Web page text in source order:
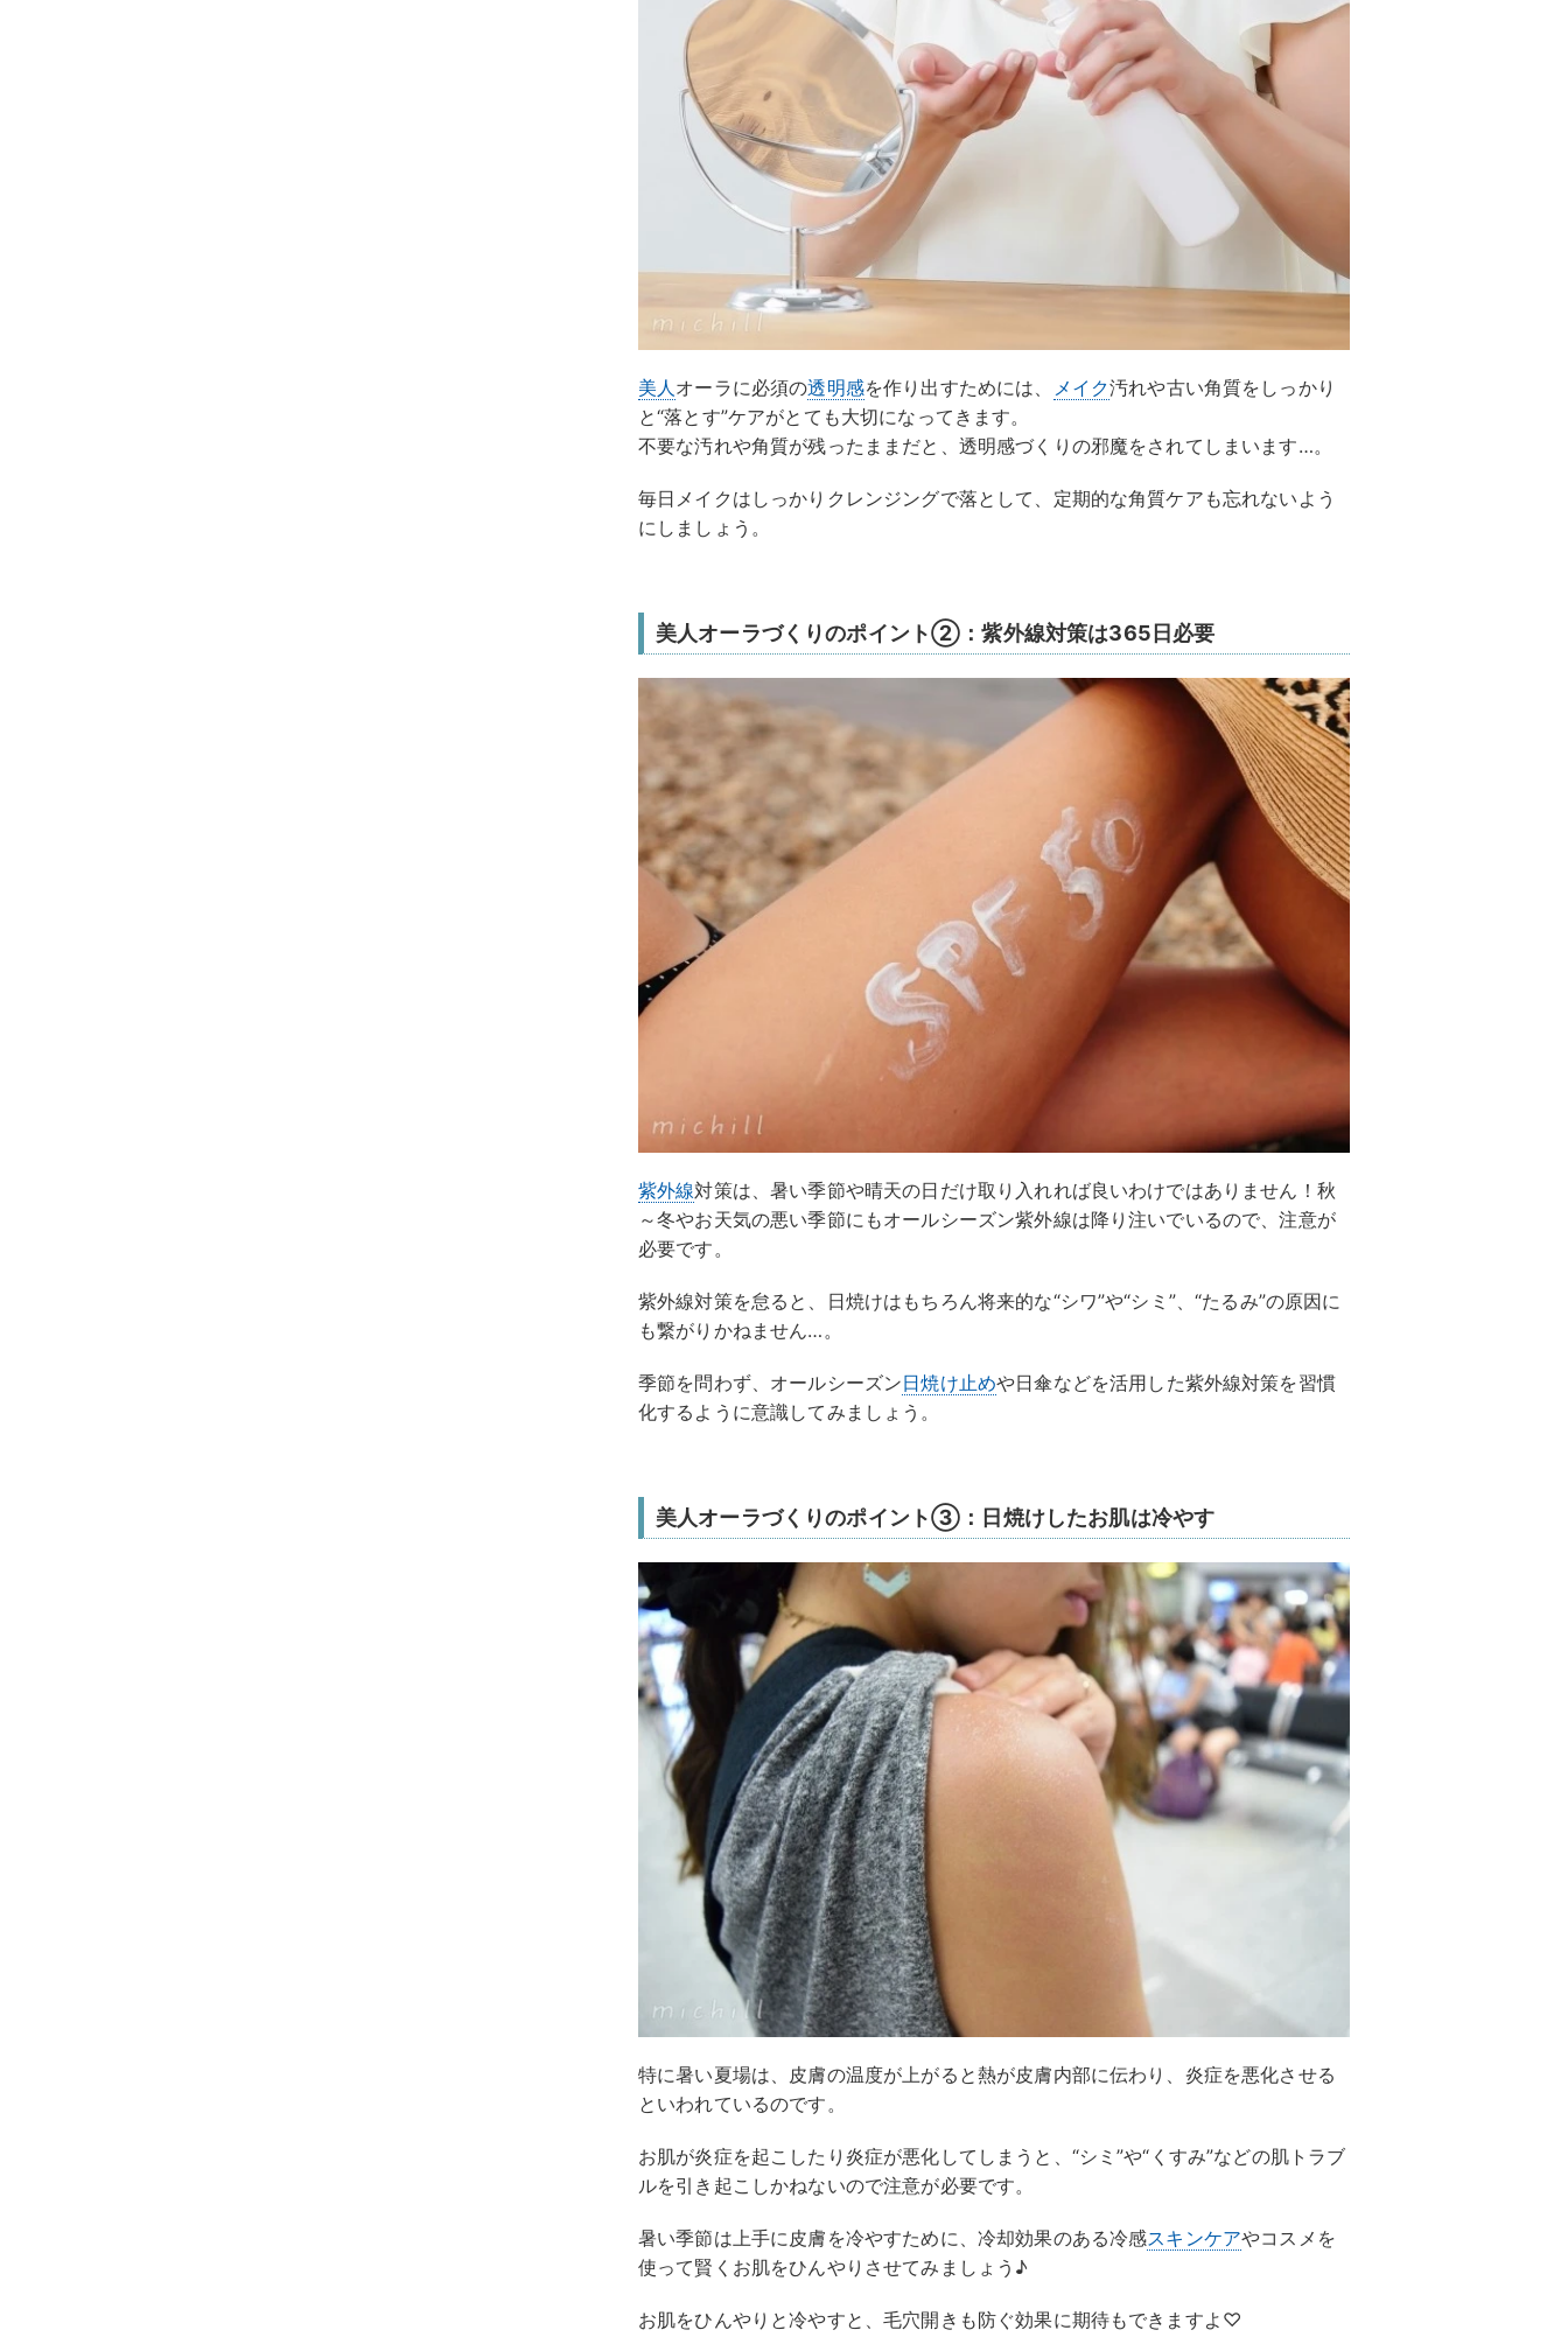
美人オーラに必須の透明感を作り出すためには、 メイク汚れや古い角質をしっかり
と“落とす”ケアがとても大切になってきます。
不要な汚れや角質が残ったままだと、透明感づくりの邪魔をされてしまいます…。
毎日メイクはしっかりクレンジングで落として、定期的な角質ケアも忘れないよう
にしましょう。
美人オーラづくりのポイント②：紫外線対策は365日必要
紫外線対策は、暑い季節や晴天の日だけ取り入れれば良いわけではありません！秋
～冬やお天気の悪い季節にもオールシーズン紫外線は降り注いでいるので、注意が
必要です。
紫外線対策を怠ると、日焼けはもちろん将来的な“シワ”や“シミ”、“たるみ”の原因に
も繋がりかねません…。
季節を問わず、オールシーズン日焼け止めや日傘などを活用した紫外線対策を習慣
化するように意識してみましょう。
美人オーラづくりのポイント③：日焼けしたお肌は冷やす
特に暑い夏場は、皮膚の温度が上がると熱が皮膚内部に伝わり、炎症を悪化させる
といわれているのです。
お肌が炎症を起こしたり炎症が悪化してしまうと、“シミ”や“くすみ”などの肌トラブ
ルを引き起こしかねないので注意が必要です。
暑い季節は上手に皮膚を冷やすために、冷却効果のある冷感スキンケアやコスメを
使って賢くお肌をひんやりさせてみましょう♪
お肌をひんやりと冷やすと、毛穴開きも防ぐ効果に期待もできますよ♡